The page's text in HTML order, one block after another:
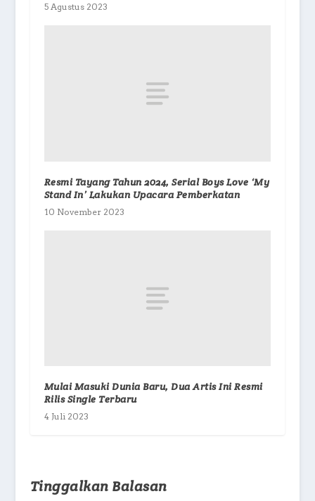
5 Agustus 2023
Resmi Tayang Tahun 2024, Serial Boys Love ‘My
Stand In’ Lakukan Upacara Pemberkatan
10 November 2023
Mulai Masuki Dunia Baru, Dua Artis Ini Resmi
Rilis Single Terbaru
4 Juli 2023
Tinggalkan Balasan